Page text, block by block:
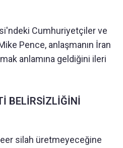
Cumhuriyetçiler ve
Pence, anlaşmanın İran
anlamına geldiğini ileri
BELİRSİZLİĞİNİ
silah üretmeyeceğine